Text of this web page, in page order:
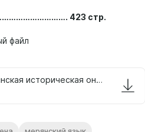
423 стр.
файл
А.М. Малышев-Мерянин. Мерянская историческая ономастика. О мерянских именах..pdf